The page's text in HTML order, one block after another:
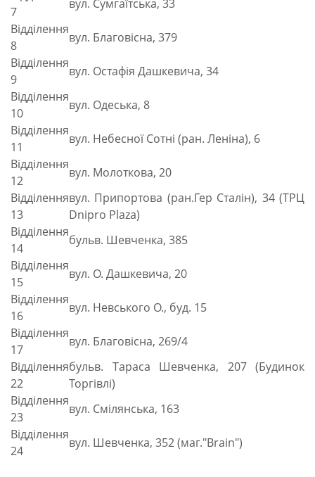
7
вул. Сумгаїтська, 33
Відділення
8
вул. Благовісна, 379
Відділення
9
вул. Остафія Дашкевича, 34
Відділення
10
вул. Одеська, 8
Відділення
11
вул. Небесної Сотні (ран. Леніна), 6
Відділення
12
вул. Молоткова, 20
Відділення
13
вул. Припортова (ран.Гер Сталін), 34 (ТРЦ
Dnipro Plaza)
Відділення
14
бульв. Шевченка, 385
Відділення
15
вул. О. Дашкевича, 20
Відділення
16
вул. Невського О., буд. 15
Відділення
17
вул. Благовісна, 269/4
Відділення
22
бульв. Тараcа Шевченка, 207 (Будинок
Торгівлі)
Відділення
23
вул. Смілянська, 163
Відділення
24
вул. Шевченка, 352 (маг."Brain")